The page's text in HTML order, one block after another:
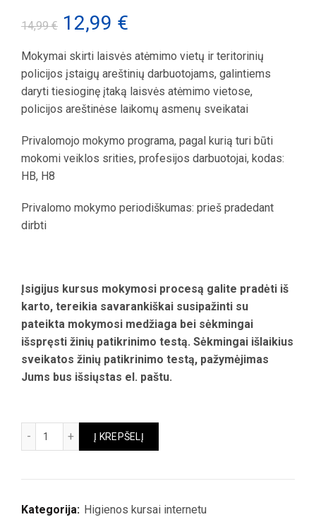
14,99€ Original
price
was:
14,99 €.
12,99 €
price
is:
12,99 €.
Mokymai skirti laisvės atėmimo vietų ir teritorinių
policijos įstaigų areštinių darbuotojams, galintiems
daryti tiesioginę įtaką laisvės atėmimo vietose,
policijos areštinėse laikomų asmenų sveikatai
Privalomojo mokymo programa, pagal kurią turi būti
mokomi veiklos srities, profesijos darbuotojai, kodas:
HB, H8
Privalomo mokymo periodiškumas: prieš pradedant
dirbti
Įsigijus kursus mokymosi procesą galite pradėti iš
karto, tereikia savarankiškai susipažinti su
pateikta mokymosi medžiaga bei sėkmingai
išspręsti žinių patikrinimo testą. Sėkmingai išlaikius
sveikatos žinių patikrinimo testą, pažymėjimas
Jums bus išsiųstas el. paštu.
produkto kiekis: HB, H8 higienos pažymėjimas. Laisvės
Į KREPŠELĮ
Kategorija: Higienos kursai internetu